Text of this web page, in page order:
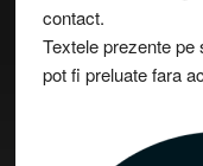
contact.
Textele prezente
pot fi preluate fara